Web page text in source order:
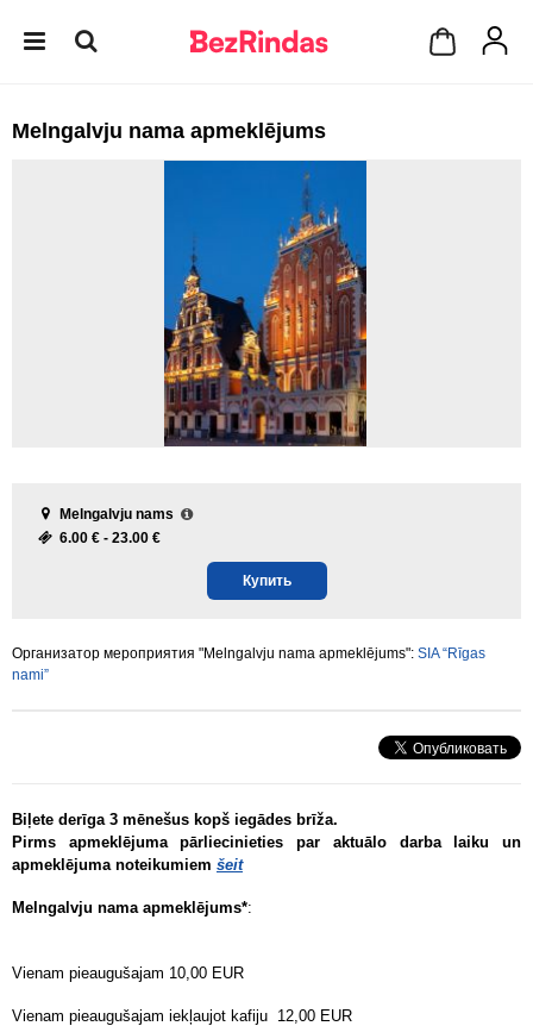
Melngalvju nama apmeklējums
Melngalvju nams
6.00 € - 23.00 €
Купить
Организатор мероприятия "Melngalvju nama apmeklējums": SIA “Rīgas
nami”
Biļete derīga 3 mēnešus kopš iegādes brīža.
Pirms apmeklējuma pārliecinieties par aktuālo darba laiku un
apmeklējuma noteikumiem šeit
Melngalvju nama apmeklējums*:
Vienam pieaugušajam 10,00 EUR
Vienam pieaugušajam iekļaujot kafiju 12,00 EUR